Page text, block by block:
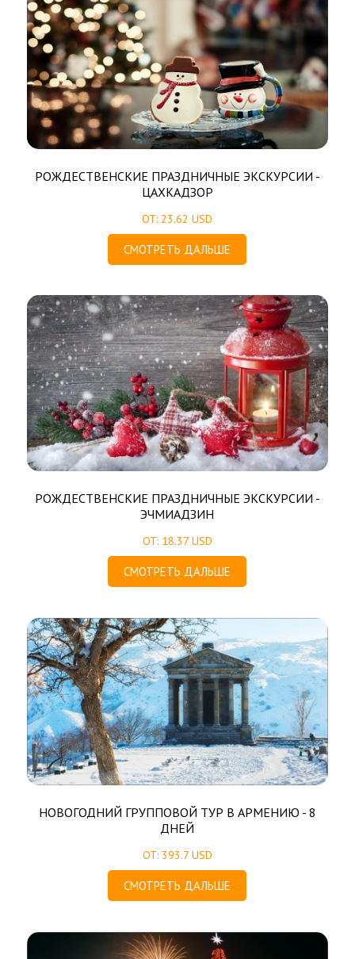
РОЖДЕСТВЕНСКИЕ ПРАЗДНИЧНЫЕ ЭКСКУРСИИ -
ЦАХКАДЗОР
ОТ: 23.62 USD
СМОТРЕТЬ ДАЛЬШЕ
РОЖДЕСТВЕНСКИЕ ПРАЗДНИЧНЫЕ ЭКСКУРСИИ -
ЭЧМИАДЗИН
ОТ: 18.37 USD
СМОТРЕТЬ ДАЛЬШЕ
НОВОГОДНИЙ ГРУППОВОЙ ТУР В АРМЕНИЮ - 8
ДНЕЙ
ОТ: 393.7 USD
СМОТРЕТЬ ДАЛЬШЕ